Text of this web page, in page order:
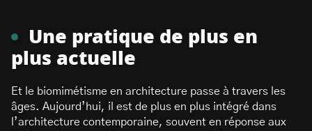
Une pratique de plus en
plus actuelle
Et le biomimétisme en architecture passe à travers les
âges. Aujourd’hui, il est de plus en plus intégré dans
l’architecture contemporaine, souvent en réponse aux